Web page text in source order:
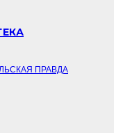
ПРАВДА